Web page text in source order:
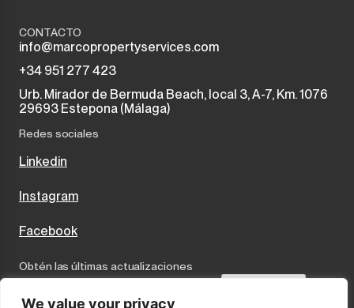
We value your privacy
CONTACTO
info@marcopropertyservices.com
+34 951 277 423
Urb. Mirador de Bermuda Beach, local 3, A-7, Km. 1076
29693 Estepona (Málaga)
Redes sociales
Linkedin
Instagram
Facebook
Obtén las últimas actualizaciones